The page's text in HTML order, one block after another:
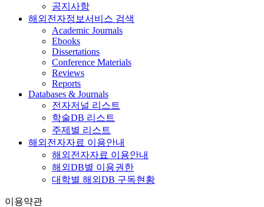
공지사항
해외전자정보서비스 검색
Academic Journals
Ebooks
Dissertations
Conference Materials
Reviews
Reports
Databases & Journals
전자저널 리스트
학술DB 리스트
주제별 리스트
해외전자자료 이용안내
해외전자자료 이용안내
해외DB별 이용권한
대학별 해외DB 구독현황
이용약관